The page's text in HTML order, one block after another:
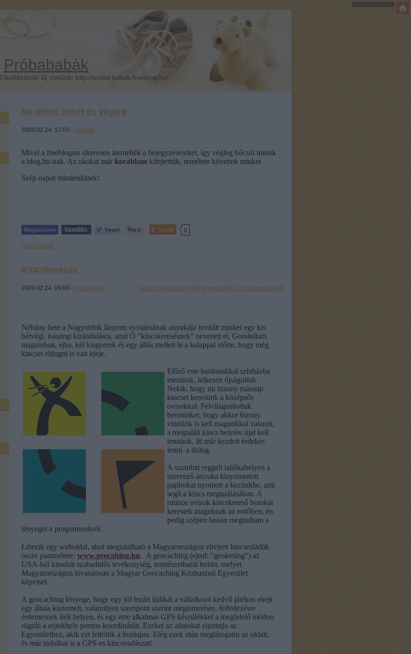
Próbababák
Elköltöztünk! Új címünk: http://proba-babak.freeblog.hu/
No akkor ismét és végleg
2009.02.24. 17:03 - T-eszter
Mivel a freeblogon sikeresen átemelték a bejegyzéseinket, így végleg búcsút intünk
a blog.hu-nak. Az okokat már korábban kifejtettük, remélem követtek minket
Szép napot mindenkinek!
Tetszik 0
Szólj hozzá!
Kincskeresés
2009.02.24. 09:00 - Próba-Bébi sport szórakozás imádjuk korosztály 18 hónapos kortól
Néhány hete a Nagyobbik lányom ovistársának anyukája invitált minket egy kis
hétvégi, isaszegi kirándulásra, amit Ő "kincskeresésnek" nevezett el. Gondoltam
magamban, ejha, két kisgyerek és egy állás mellett le a kalappal előtte, hogy még
kincset eldugni is van ideje.
Előző este barátainkkal színházba
mentünk, lelkesen újságoltuk
Nekik, hogy mi bizony másnap
kincset keresünk a középsős
ovisokkal. Felvilágosítottak
bennünket, hogy akkor bizony
vinnünk is kell magunkkal valamit,
a megtalált kincs helyére újat kell
tennünk. Itt már kezdett érdekes
lenni a dolog.
A szombat reggeli találkahelyen a
szervező anyuka kinyomtatott
papírokat nyomott a kezünkbe, ami
segít a kincs megtalálásában. A
rutinos ovisok kincskereső botokat
kerestek maguknak az erdőben, én
pedig szépen lassan megtudtam a
lényeget a programunkról.
Létezik egy weboldal, ahol megtalálható a Magyarországon elrejtett kincsesládák
össze paramétere: www.geocahing.hu. A geocaching (ejtsd: "geokesing") az
USA-ból kiindult szabadidős tevékenység, természetbarát hobbi, melyet
Magyarországon hivatalosan a Magyar Geocaching Közhasznú Egyesület
képvisel.
A geocaching lényege, hogy egy jól lezárt ládikát a vállalkozó kedvű játékos elrejt
egy általa kiszemelt, valamilyen szempont szerint megismerésre, felfedezésre
érdemesnek ítélt helyen, és egy erre alkalmas GPS készülékkel a megfelelő módon
rögzíti a rejtekhely pontos koordinátáit. Ezeket az adatokat eljuttatja az
Egyesülethez, akik ezt feltöltik a honlapra. Elég ezek után meglátogatni az oldalt,
és már indulhat is a GPS-es kincsvadászat!